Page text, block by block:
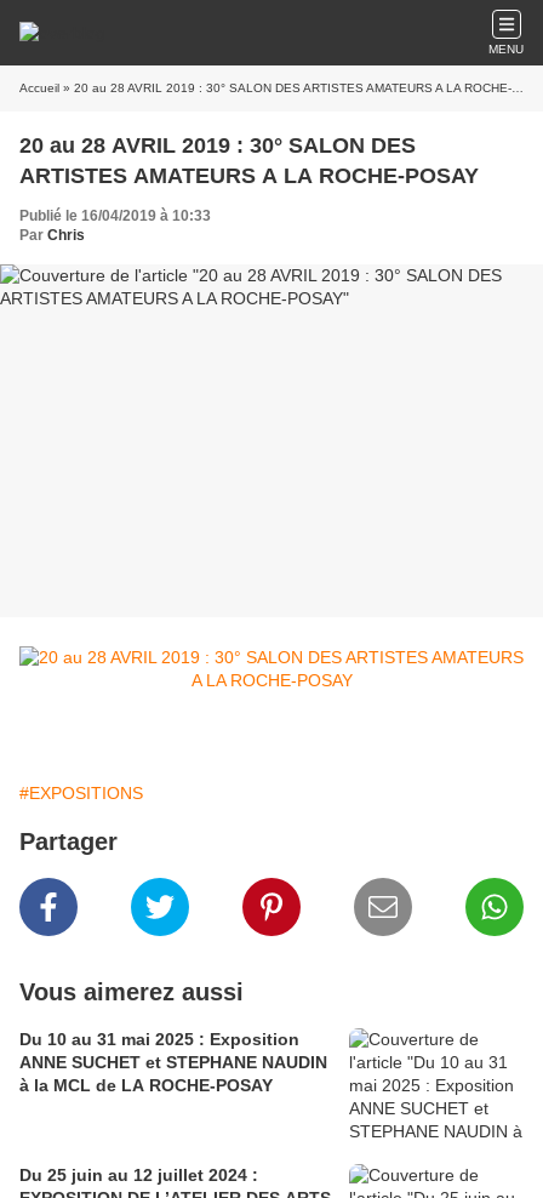
MENU
Accueil » 20 au 28 AVRIL 2019 : 30° SALON DES ARTISTES AMATEURS A LA ROCHE-POSAY
20 au 28 AVRIL 2019 : 30° SALON DES
ARTISTES AMATEURS A LA ROCHE-POSAY
Publié le 16/04/2019 à 10:33
Par Chris
#EXPOSITIONS
Partager
Vous aimerez aussi
Du 10 au 31 mai 2025 : Exposition
ANNE SUCHET et STEPHANE NAUDIN
à la MCL de LA ROCHE-POSAY
Du 25 juin au 12 juillet 2024 :